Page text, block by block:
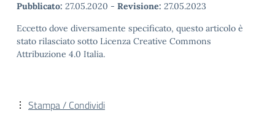
Pubblicato: 27.05.2020 - Revisione: 27.05.2023
Eccetto dove diversamente specificato, questo articolo è
stato rilasciato sotto Licenza Creative Commons
Attribuzione 4.0 Italia.
Stampa / Condividi